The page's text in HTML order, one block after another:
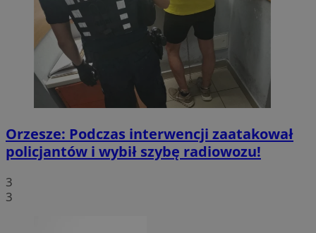
Orzesze: Podczas interwencji zaatakował
policjantów i wybił szybę radiowozu!
3
3